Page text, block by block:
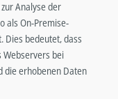
Analyse der
als On-Premise-
Dies bedeutet, dass
Webservers bei
die erhobenen Daten